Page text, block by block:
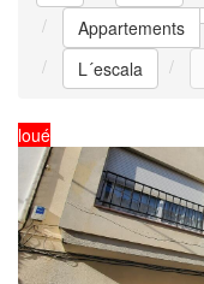
Appartements
L´escala
loué